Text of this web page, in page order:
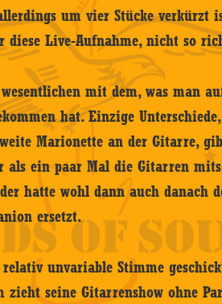
um vier Stücke verkürzt
Live-Aufnahme, nicht so
mit dem, was man
hat. Einzige
Marionette an der Gitarre,
als ein paar Mal die Gitarren
hatte wohl dann auch danach
ersetzt.
unvariable Stimme
seine Gitarrenshow ohne